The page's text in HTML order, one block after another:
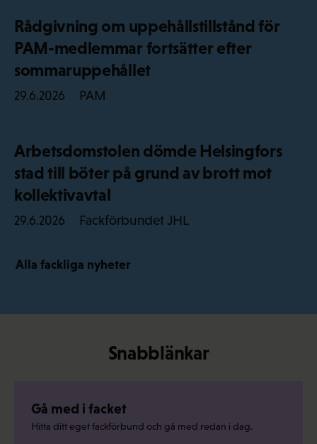
Rådgivning om uppehållstillstånd för
PAM-medlemmar fortsätter efter
sommaruppehållet
29.6.2026 PAM
Arbetsdomstolen dömde Helsingfors
stad till böter på grund av brott mot
kollektivavtal
29.6.2026 Fackförbundet JHL
Alla fackliga nyheter
Snabblänkar
Gå med i facket
Hitta ditt eget fackförbund och gå med redan i dag.